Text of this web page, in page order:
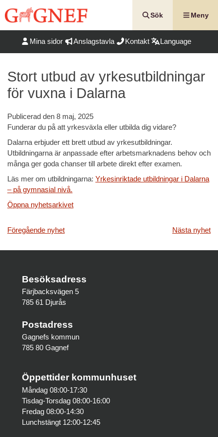
till
Sök Meny
Mina sidor Anslagstavla Kontakt Language
Stort utbud av yrkesutbildningar
för vuxna i Dalarna
Publicerad den 8 maj, 2025
Funderar du på att yrkesväxla eller utbilda dig vidare?
Dalarna erbjuder ett brett utbud av yrkesutbildningar.
Utbildningarna är anpassade efter arbetsmarknadens behov och
många ger goda chanser till arbete direkt efter examen.
Läs mer om utbildningarna: Yrkesinriktade utbildningar i Dalarna
– på gymnasial nivå.
Öppna nyhetsarkivet
Inläggsnavigering
Föregående nyhet Nästa nyhet
Besöksadress
Färjbacksvägen 5
785 61 Djurås
Postadress
Gagnefs kommun
785 80 Gagnef
Öppettider kommunhuset
Måndag 08:00-17:30
Tisdag-Torsdag 08:00-16:00
Fredag 08:00-14:30
Lunchstängt 12:00-12:45